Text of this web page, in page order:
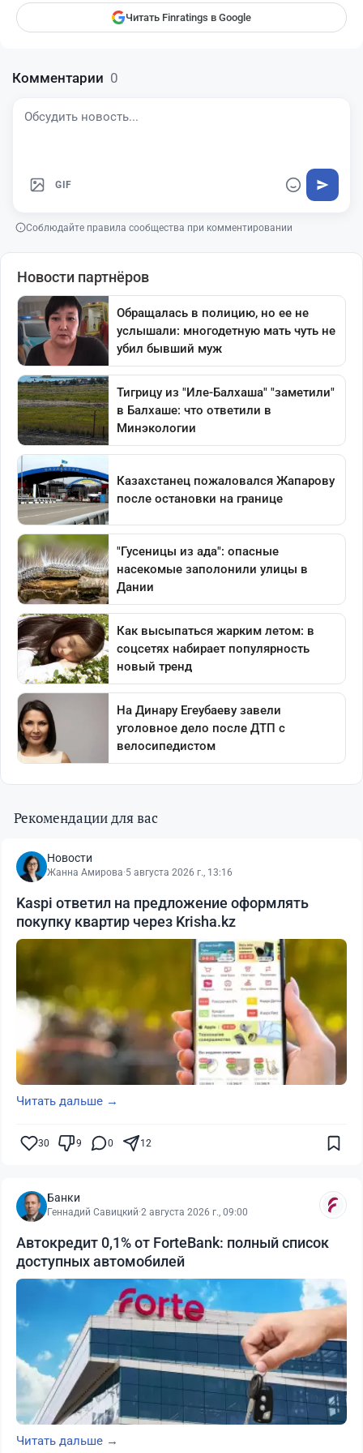
Читать Finratings в Google
Комментарии 0
GIF
Соблюдайте правила сообщества при комментировании
Рекомендации для вас
Новости
Жанна Амирова·5 августа 2026 г., 13:16
Kaspi ответил на предложение оформлять
покупку квартир через Krisha.kz
Читать дальше →
30 9 0 12
Банки
Геннадий Савицкий·2 августа 2026 г., 09:00
Автокредит 0,1% от ForteBank: полный список
доступных автомобилей
Читать дальше →